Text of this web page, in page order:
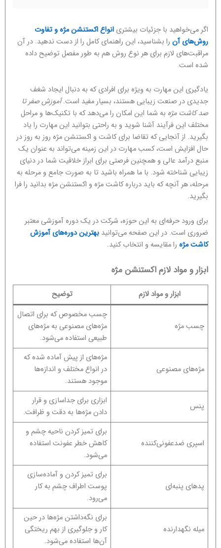
اگر می‌خواهید با جزئیات بیشتری انواع اکستنشن مژه و تفاوت
روش‌های آن را بشناسید، این راهنمای کامل را از دست ندهید. در آن
مراقبت‌های لازم برای هر نوع روش هم به طور مفصل توضیح داده
شده است.
یادگیری این مهارت به ویژه برای افرادی که به دنبال ایجاد شغف
جدیدی در صنعت زیبایی هستند، بسیار مفید است.آموزش صفر تا
صد کاشت مژه به شما این امکان را می‌دهد که با تکنیک‌ها و مراحل
مختلف این فرآیند آشنا شوید و به راحتی بتوانید این مهارت را یاد
بگیرید. از آنجایی که تقاضا برای کاشت و اکستنشن مژه روز به روز در
حال افزایش است، کسب مهارت در این زمینه می‌تواند به عنوان یک
منبع درآمد عالی و همچنین فرصتی برای ابراز خلاقیت شما در دنیای
زیبایی شناخته شود. با ما همراه باشید تا به صورت جامع و مرحله به
مرحله، هر آنچه که باید درباره کاشت مژه و اکستنشن مژه بدانید را فرا
بگیرید.
برای ورود حرفه‌ای به این حوزه، شرکت در یک دوره آموزشی معتبر
ضروری است. در این صفحه می‌توانید بهترین دوره‌های آموزش
کاشت مژه را مقایسه و انتخاب کنید.
ابزار و مواد لازم اکستنشن مژه
ابزار و مواد لازم توضیح
چسب مژه
چسب مخصوص که برای اتصال
مژه‌های مصنوعی به مژه‌های
طبیعی استفاده می‌شود.
مژه‌های مصنوعی
مژه‌های از پیش آماده شده که
در انواع مختلف و اندازه‌ها
موجود هستند.
پنس
ابزاری برای جداسازی و قرار
دادن مژه‌ها به دقت و ظرافت.
اسپری ضدعفونی‌کننده
برای تمیز کردن ناحیه چشم و
کاهش خطر عفونت استفاده
می‌شود.
پدهای پنبه‌ای
برای تمیز کردن و آماده‌سازی
پوست اطراف چشم به کار
می‌رود.
میله نگهدارنده
برای نگه‌داشتن مژه‌ها در حین
کار و جلوگیری از بهم ریختگی
آن‌ها استفاده می‌شود.